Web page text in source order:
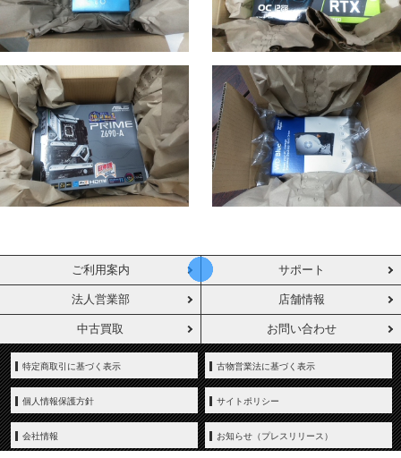
ご利用案内 サポート
法人営業部 店舗情報
中古買取 お問い合わせ
特定商取引に基づく表示 古物営業法に基づく表示
個人情報保護方針 サイトポリシー
会社情報 お知らせ（プレスリリース）